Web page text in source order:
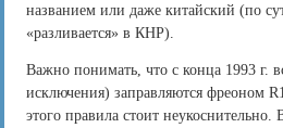
названием или даже китайский (по
«разливается» в КНР).
Важно понимать, что с конца 1993 г.
исключения) заправляются фреоном
этого правила стоит неукоснительно.